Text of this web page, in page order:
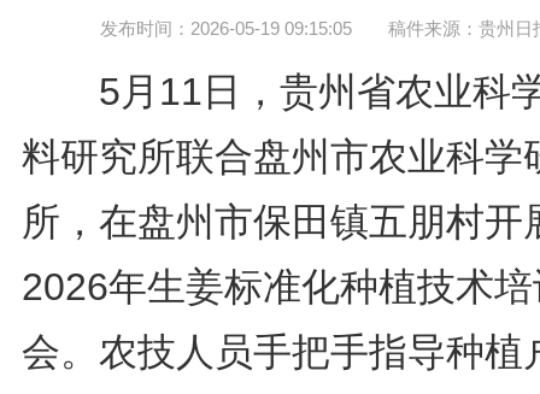
发布时间：2026-05-19 09:15:05 稿件来源：贵州日
5月11日，贵州省农业科
料研究所联合盘州市农业科学
所，在盘州市保田镇五朋村开
2026年生姜标准化种植技术
会。农技人员手把手指导种植